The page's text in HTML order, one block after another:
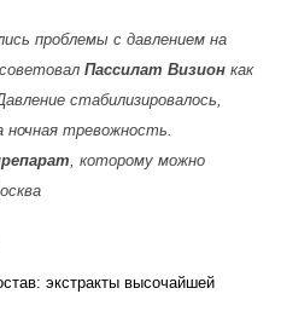
проблемы с давлением на
Пассилат Визион как
стабилизировалось,
ночная тревожность.
, которому можно
экстракты высочайшей